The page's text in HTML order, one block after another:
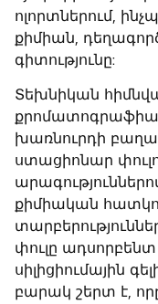
ոլորտներում,
քիմիան,
գիտությունը:
Տեխնիկան
խառնուրդի
ստացիոնար
քիմիական
փուլը ադսորբենտ
սիլիցիումային
բարակ շերտ է,